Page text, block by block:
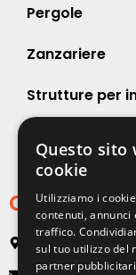
Pergole
Zanzariere
Strutture per
Contatti
Via Emilia, 13
Questo sito
cookie
Utilizziamo i
contenuti, annunci
traffico.
sul tuo utilizzo del
partner